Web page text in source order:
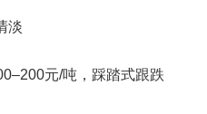
淡
元/吨，踩踏式跟跌